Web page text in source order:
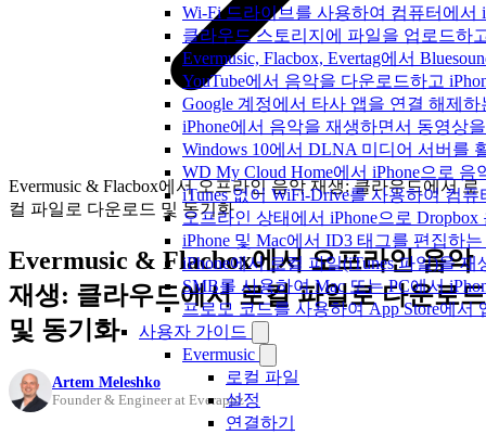
Wi-Fi 드라이브를 사용하여 컴퓨터에서
클라우드 스토리지에 파일을 업로드하
Evermusic, Flacbox, Evertag에서
YouTube에서 음악을 다운로드하고
Google 계정에서 타사 앱을 연결 해제하
iPhone에서 음악을 재생하면서 동영상
Windows 10에서 DLNA 미디어 서버를
WD My Cloud Home에서 iPhone으로
iTunes 없이 WiFi-Drive를 사용하여 컴
오프라인 상태에서 iPhone으로
iPhone 및 Mac에서 ID3 태그를 편집하
iPhone에서 로컬 파일(iTunes 파일)을 재
SMB를 사용하여 Mac 또는 PC에서
프로모 코드를 사용하여 App Store에
사용자 가이드
Evermusic
로컬 파일
설정
연결하기
Evermusic & Flacbox에서 오프라인 음악 재생: 클라우드에서 로
컬 파일로 다운로드 및 동기화
Evermusic & Flacbox에서 오프라인 음악
재생: 클라우드에서 로컬 파일로 다운로드
및 동기화
Artem Meleshko
Founder & Engineer at Everappz